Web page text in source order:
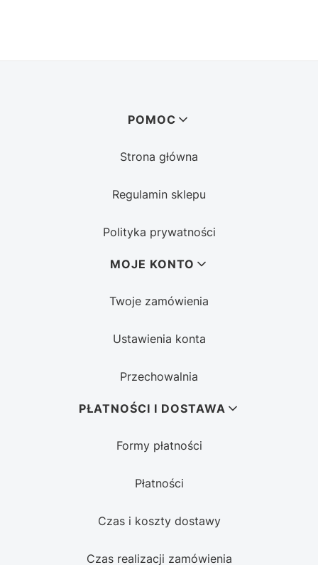
POMOC
Strona główna
Regulamin sklepu
Polityka prywatności
MOJE KONTO
Twoje zamówienia
Ustawienia konta
Przechowalnia
PŁATNOŚCI I DOSTAWA
Formy płatności
Płatności
Czas i koszty dostawy
Czas realizacji zamówienia